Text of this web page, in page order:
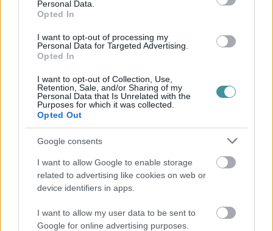
Personal Data.
Opted In
I want to opt-out of processing my
Personal Data for Targeted Advertising.
Opted In
I want to opt-out of Collection, Use,
Retention, Sale, and/or Sharing of my
Personal Data that Is Unrelated with the
Purposes for which it was collected.
Opted Out
Google consents
I want to allow Google to enable storage
related to advertising like cookies on web or
device identifiers in apps.
I want to allow my user data to be sent to
Google for online advertising purposes.
terveznek megvalósítani.
Az első ütemre már idén december
végéig egymilliárd forintot biztosítanak.
Eger közötti vasúti szakasz korszerűsítését, amely 20 perccel
csökkentené a Budapest-Eger menetidőt, valamint a közúti és
helyközi buszközlekedés fejlesztését.
közlekedő vonatokat korszerűbbre miként lehetne lecserélni.
A városi úthálózat felújítása és bővítése szintén napirenden van,
költségei már a 100 milliárd forintot érik el a tervek alapján
Lázár János beszélt továbbá az egri ipari park bővítésének
lehetőségéről ésa Makovecz Imre által tervezett uszoda
fenntartásáról, amelynek költségeit az állam átveheti, hogy az
építészeti örökséget megőrizze.
Az új projektek célja, hogy a régió gazdasági növekedését
támogassák, a helyi infrastruktúra és turizmus fejlesztésén keresztül.